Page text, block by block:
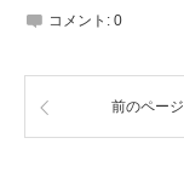
コメント: 0
前のページ